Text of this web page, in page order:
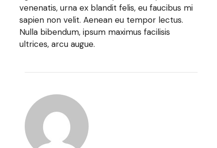
venenatis, urna ex blandit felis, eu faucibus mi
sapien non velit. Aenean eu tempor lectus.
Nulla bibendum, ipsum maximus facilisis
ultrices, arcu augue.